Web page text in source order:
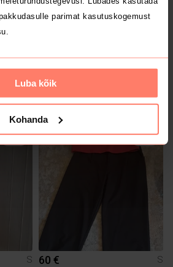
parimat kasutuskogemust
Luba kõik
Kohanda
S 38 € S
S
60 € S